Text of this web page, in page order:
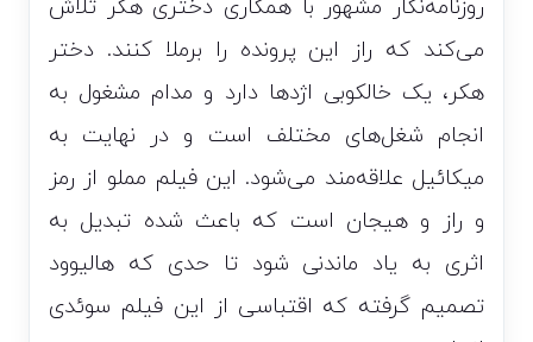
روزنامه‌نگار مشهور با همکاری دختری هکر تلاش
می‌کند که راز این پرونده را برملا کنند. دختر
هکر، یک خالکوبی اژدها دارد و مدام مشغول به
انجام شغل‌های مختلف است و در نهایت به
میکائیل علاقه‌مند می‌شود. این فیلم مملو از رمز
و راز و هیجان است که باعث شده تبدیل به
اثری به یاد ماندنی شود تا حدی که هالیوود
تصمیم گرفته که اقتباسی از این فیلم سوئدی